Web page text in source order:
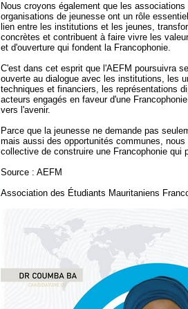
Nous croyons également que les
organisations de jeunesse ont un rôle
lien entre les institutions et les jeunes,
concrètes et contribuent à faire vivre les
et d'ouverture qui fondent la Francophonie.
C'est dans cet esprit que l'AEFM poursuivra
ouverte au dialogue avec les institutions, les
techniques et financiers, les représentations
acteurs engagés en faveur d'une
vers l'avenir.
Parce que la jeunesse ne demande pas
mais aussi des opportunités communes,
collective de construire une Francophonie qui
Source : AEFM
Association des Étudiants Mauritaniens